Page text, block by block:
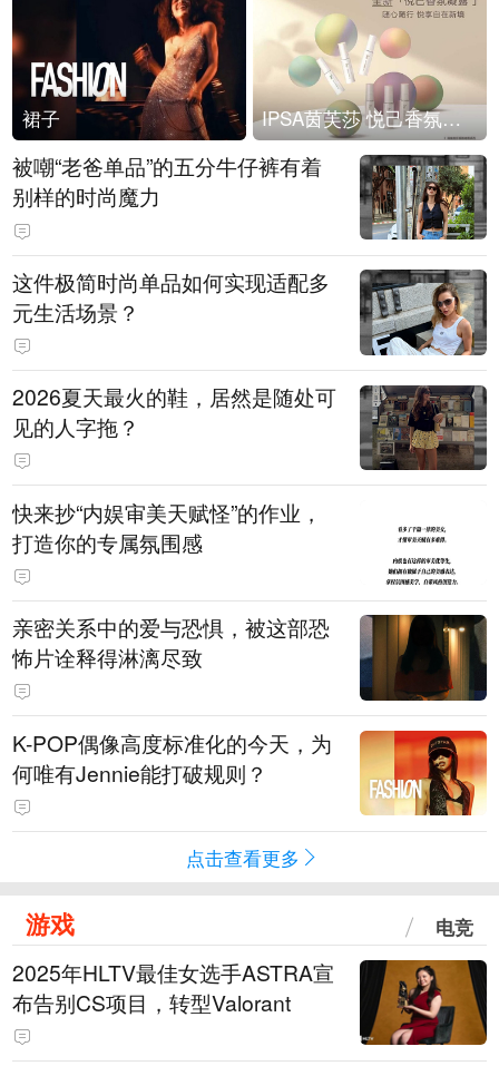
裙子 IPSA茵芙莎 悦己香氛凝露上市
被嘲“老爸单品”的五分牛仔裤有着
别样的时尚魔力
这件极简时尚单品如何实现适配多
元生活场景？
2026夏天最火的鞋，居然是随处可
见的人字拖？
快来抄“内娱审美天赋怪”的作业，
打造你的专属氛围感
亲密关系中的爱与恐惧，被这部恐
怖片诠释得淋漓尽致
K-POP偶像高度标准化的今天，为
何唯有Jennie能打破规则？
点击查看更多
游戏 电竞
2025年HLTV最佳女选手ASTRA宣
布告别CS项目，转型Valorant